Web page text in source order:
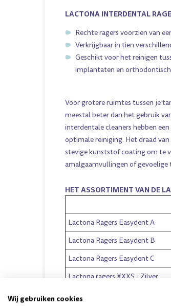
LACTONA INTERDENTAL
Rechte ragers voorzien van
Verkrijgbaar in tien
Geschikt voor het reinigen
implantaten en
Voor grotere ruimtes tussen je
meestal beter dan het gebruik
interdentale cleaners hebben
optimale reiniging. Het draad
stevige kunststof coating om te
amalgaamvullingen of
HET ASSORTIMENT VAN DE
Lactona Ragers Easydent A
Lactona Ragers Easydent B
Lactona Ragers Easydent C
Lactona ragers XXXS - Zilver
Lactona ragers XXS-S
Wij gebruiken cookies